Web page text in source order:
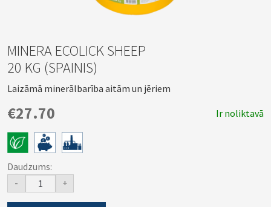
MINERA ECOLICK SHEEP
20 KG (SPAINIS)
Laizāmā minerālbarība aitām un jēriem
€27.70 Ir noliktavā
Daudzums:
-
+